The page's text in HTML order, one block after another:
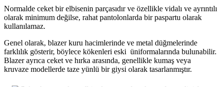
Normalde ceket bir elbisenin parçasıdır ve özellikle vidalı ve ayrıntılı
olarak minimum değilse, rahat pantolonlarda bir paspartu olarak
kullanılamaz.
Genel olarak, blazer kuru hacimlerinde ve metal düğmelerinde
farklılık gösterir, böylece kökenleri eski üniformalarında bulunabilir.
Blazer ayrıca ceket ve hırka arasında, genellikle kumaş veya
kruvaze modellerde taze yünlü bir giysi olarak tasarlanmıştır.